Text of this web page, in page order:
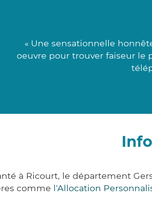
« Une sensationnelle
oeuvre pour trouver faiseur le
à Ricourt, le département
comme l'Allocation